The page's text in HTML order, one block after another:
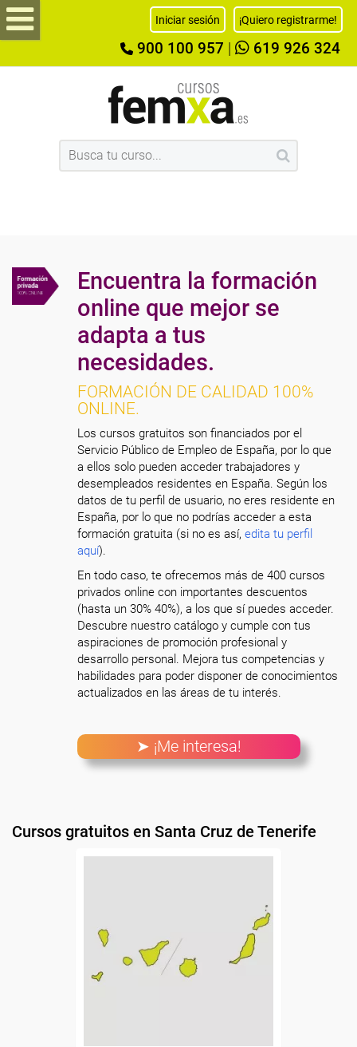
Iniciar sesión ¡Quiero registrarme!
900 100 957 619 926 324
Encuentra la formación
online que mejor se
adapta a tus
necesidades.
FORMACIÓN DE CALIDAD 100%
ONLINE.
Los cursos gratuitos son financiados por el
Servicio Público de Empleo de España, por lo que
a ellos solo pueden acceder trabajadores y
desempleados residentes en España. Según los
datos de tu perfil de usuario, no eres residente en
España, por lo que no podrías acceder a esta
formación gratuita (si no es así,edita tu perfil
aquí).
En todo caso, te ofrecemos más de 400 cursos
privados online con importantes descuentos
(hasta un 30% 40%), a los que sí puedes acceder.
Descubre nuestro catálogo y cumple con tus
aspiraciones de promoción profesional y
desarrollo personal. Mejora tus competencias y
habilidades para poder disponer de conocimientos
actualizados en las áreas de tu interés.
➤ ¡Me interesa!
Cursos gratuitos en Santa Cruz de Tenerife